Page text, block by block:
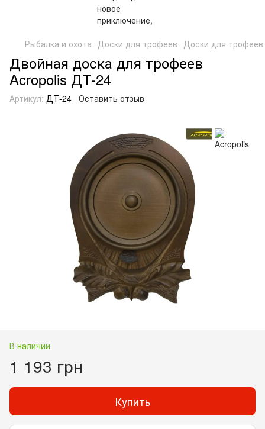
Рыбалка и охота Доски для трофеев Доски для трофеев
Двойная доска для трофеев
Acropolis ДТ-24
Артикул: ДТ-24 Оставить отзыв
В наличии
1 193 грн
Купить